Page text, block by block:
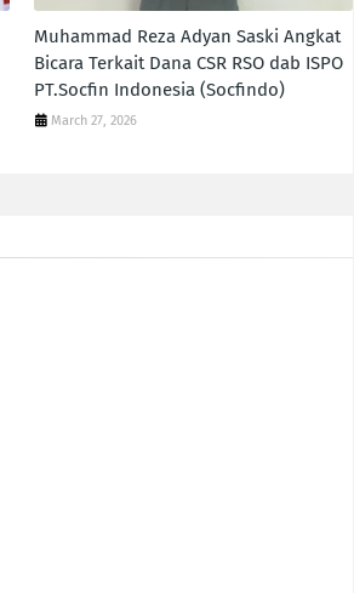
Muhammad Reza Adyan Saski Angkat
Bicara Terkait Dana CSR RSO dab ISPO
PT.Socfin Indonesia (Socfindo)
March 27, 2026